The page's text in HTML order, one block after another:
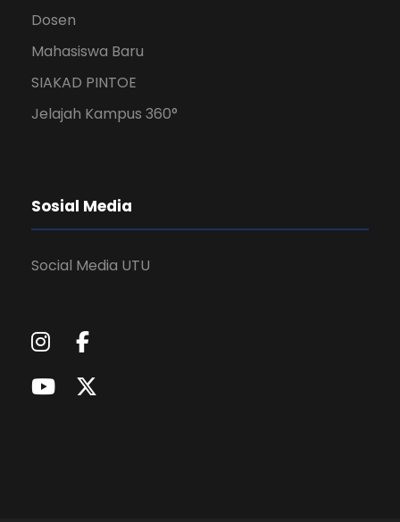
Dosen
Mahasiswa Baru
SIAKAD PINTOE
Jelajah Kampus 360°
Sosial Media
Social Media UTU